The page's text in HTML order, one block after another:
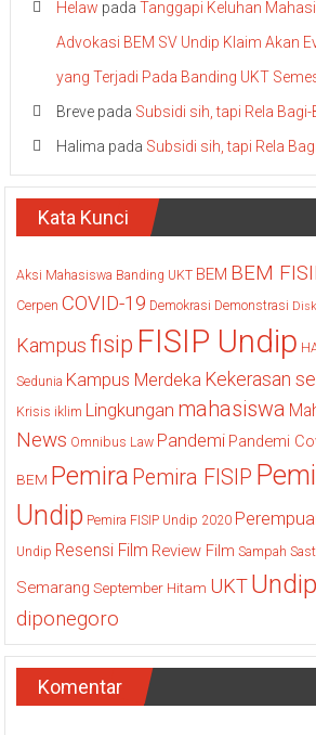
Helaw pada Tanggapi Keluhan
Advokasi BEM SV Undip Klaim Akan
yang Terjadi Pada Banding UKT
Brevepada Subsidi sih, tapi Rela Bagi-
Halima pada Subsidi sih, tapi Rela
Kata Kunci
Aksi Mahasiswa Banding UKT BEM BEM
Cerpen COVID-19 Demokrasi Demonstrasi
Kampus fisip FISIP Undip
Sedunia Kampus Merdeka Kekerasan
Krisis iklim Lingkungan mahasiswa
News Omnibus Law Pandemi Pandemi
BEM Pemira Pemira FISIP
Undip Pemira FISIP Undip 2020
Undip Resensi Film Review Film Sampah
Semarang September Hitam UKTUndip
diponegoro
Komentar